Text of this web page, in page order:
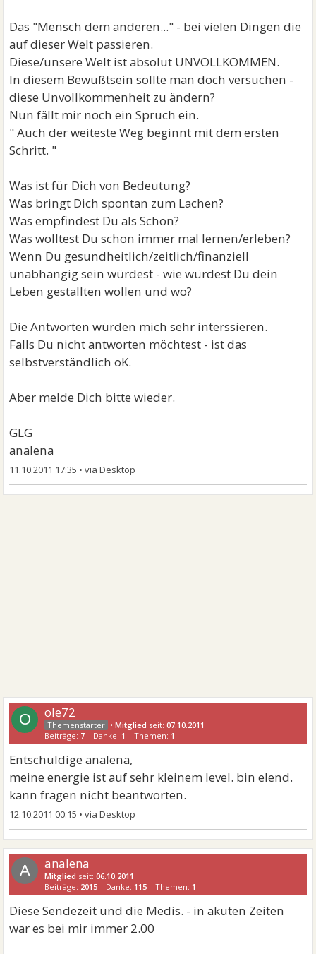
Das "Mensch dem anderen..." - bei vielen Dingen die
auf dieser Welt passieren.
Diese/unsere Welt ist absolut UNVOLLKOMMEN.
In diesem Bewußtsein sollte man doch versuchen -
diese Unvollkommenheit zu ändern?
Nun fällt mir noch ein Spruch ein.
" Auch der weiteste Weg beginnt mit dem ersten
Schritt. "
Was ist für Dich von Bedeutung?
Was bringt Dich spontan zum Lachen?
Was empfindest Du als Schön?
Was wolltest Du schon immer mal lernen/erleben?
Wenn Du gesundheitlich/zeitlich/finanziell
unabhängig sein würdest - wie würdest Du dein
Leben gestallten wollen und wo?
Die Antworten würden mich sehr interssieren.
Falls Du nicht antworten möchtest - ist das
selbstverständlich oK.
Aber melde Dich bitte wieder.
GLG
analena
11.10.2011 17:35 •
O ole72
•Mitglied seit:07.10.2011
Beiträge: 7 Danke: 1 Themen: 1
Entschuldige analena,
meine energie ist auf sehr kleinem level. bin elend.
kann fragen nicht beantworten.
12.10.2011 00:15 •
A analena
Mitglied seit:06.10.2011
Beiträge: 2015 Danke: 115 Themen: 1
Diese Sendezeit und die Medis. - in akuten Zeiten
war es bei mir immer 2.00